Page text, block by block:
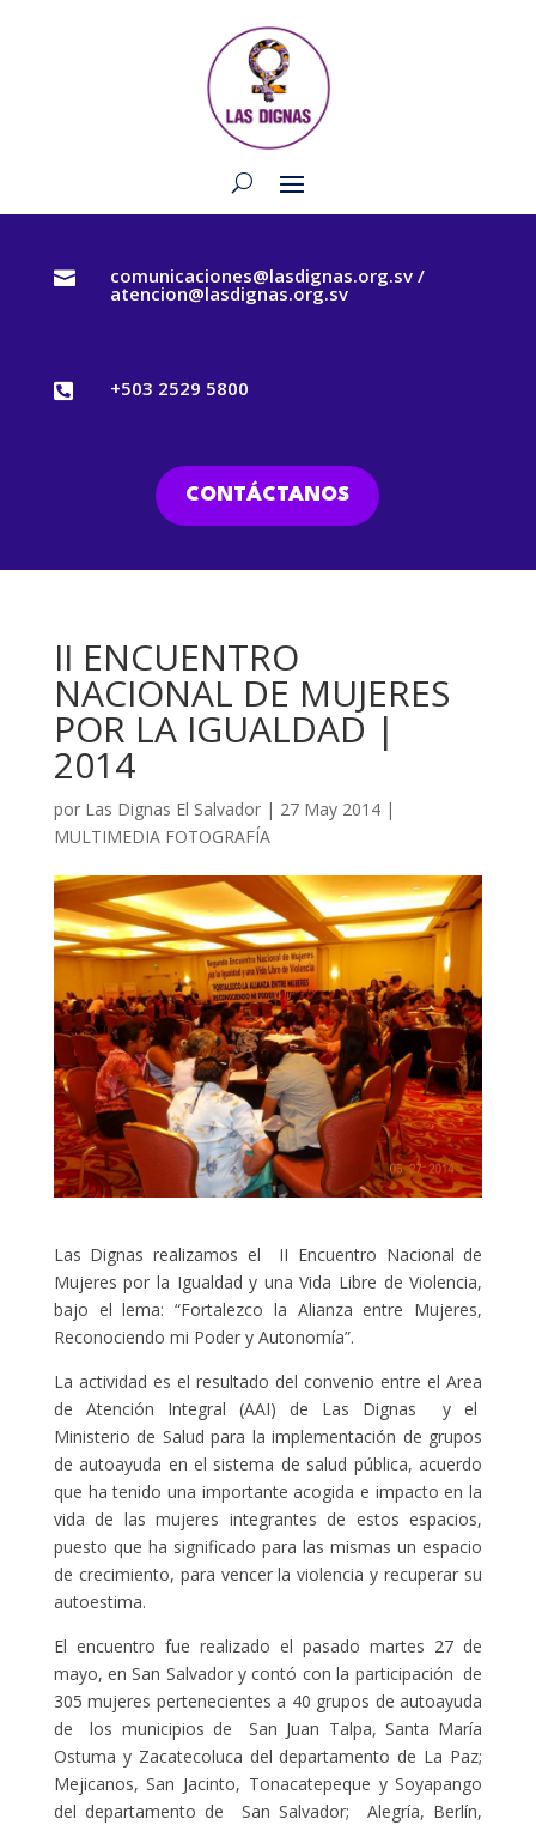
 comunicaciones@lasdignas.org.sv /
atencion@lasdignas.org.sv
 +503 2529 5800
CONTÁCTANOS
II ENCUENTRO
NACIONAL DE MUJERES
POR LA IGUALDAD |
2014
por Las Dignas El Salvador| 27 May 2014|
MULTIMEDIA FOTOGRAFÍA
Las Dignas realizamos el II Encuentro Nacional de
Mujeres por la Igualdad y una Vida Libre de Violencia,
bajo el lema: “Fortalezco la Alianza entre Mujeres,
Reconociendo mi Poder y Autonomía”.
La actividad es el resultado del convenio entre el Area
de Atención Integral (AAI) de Las Dignas y el
Ministerio de Salud para la implementación de grupos
de autoayuda en el sistema de salud pública, acuerdo
que ha tenido una importante acogida e impacto en la
vida de las mujeres integrantes de estos espacios,
puesto que ha significado para las mismas un espacio
de crecimiento, para vencer la violencia y recuperar su
autoestima.​
El encuentro fue realizado el pasado martes 27 de
mayo, en San Salvador y contó con la participación de
305 mujeres pertenecientes a 40 grupos de autoayuda
de los municipios de San Juan Talpa, Santa María
Ostuma y Zacatecoluca del departamento de La Paz;
Mejicanos, San Jacinto, Tonacatepeque y Soyapango
del departamento de San Salvador; Alegría, Berlín,